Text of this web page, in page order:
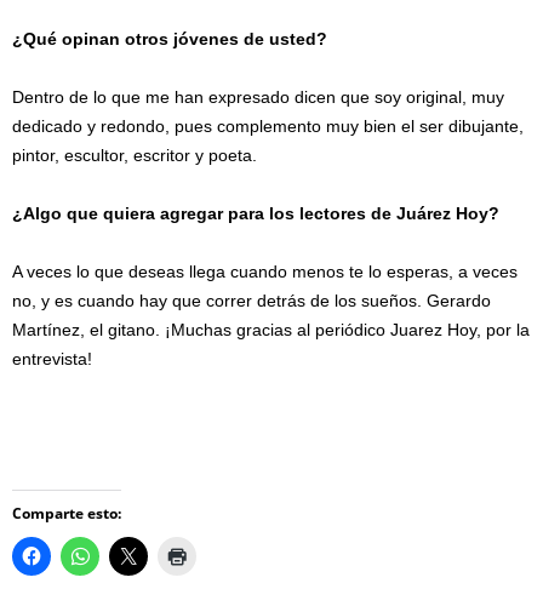
¿Qué opinan otros jóvenes de usted?
Dentro de lo que me han expresado dicen que soy original, muy
dedicado y redondo, pues complemento muy bien el ser dibujante,
pintor, escultor, escritor y poeta.
¿Algo que quiera agregar para los lectores de Juárez Hoy?
A veces lo que deseas llega cuando menos te lo esperas, a veces
no, y es cuando hay que correr detrás de los sueños. Gerardo
Martínez, el gitano. ¡Muchas gracias al periódico Juarez Hoy, por la
entrevista!
Comparte esto: